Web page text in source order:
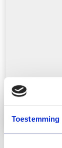
Toestemming